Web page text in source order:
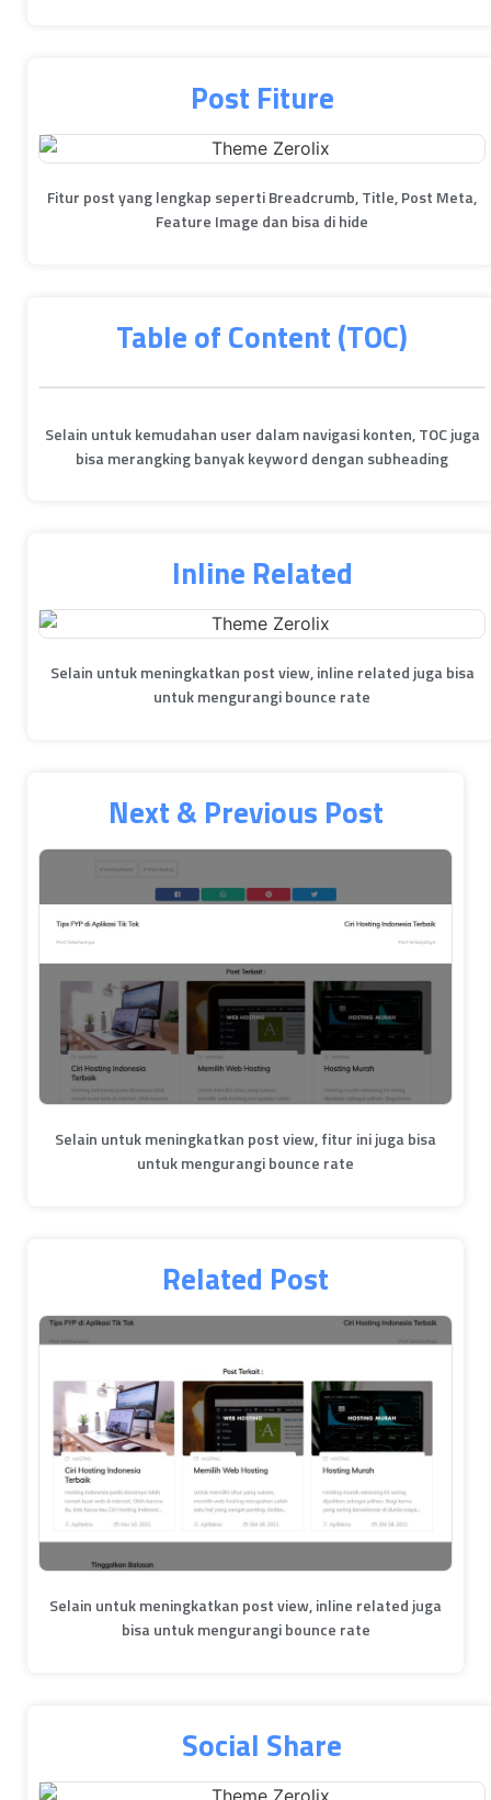
Post Fiture
Fitur post yang lengkap seperti Breadcrumb, Title, Post Meta,
Feature Image dan bisa di hide
Table of Content (TOC)
Selain untuk kemudahan user dalam navigasi konten, TOC juga
bisa merangking banyak keyword dengan subheading
Inline Related
Selain untuk meningkatkan post view, inline related juga bisa
untuk mengurangi bounce rate
Next & Previous Post
Selain untuk meningkatkan post view, fitur ini juga bisa
untuk mengurangi bounce rate
Related Post
Selain untuk meningkatkan post view, inline related juga
bisa untuk mengurangi bounce rate
Social Share